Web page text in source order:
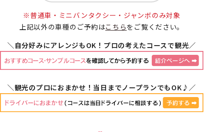
※普通車・ミニバンタクシー・ジャンボのみ対象
上記以外の車種のご予約はこちらをご覧ください。
＼自分好みにアレンジもOK！プロの考えたコースで観光／
＼観光のプロにおまかせ！当日までノープランでもOK♪／